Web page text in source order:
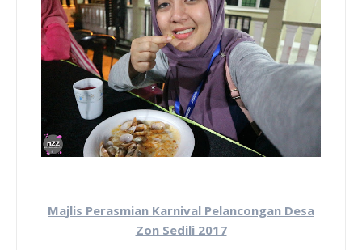
Majlis Perasmian Karnival Pelancongan Desa
Zon Sedili 2017